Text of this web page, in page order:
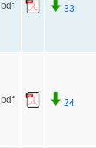
pdf 33
pdf 24